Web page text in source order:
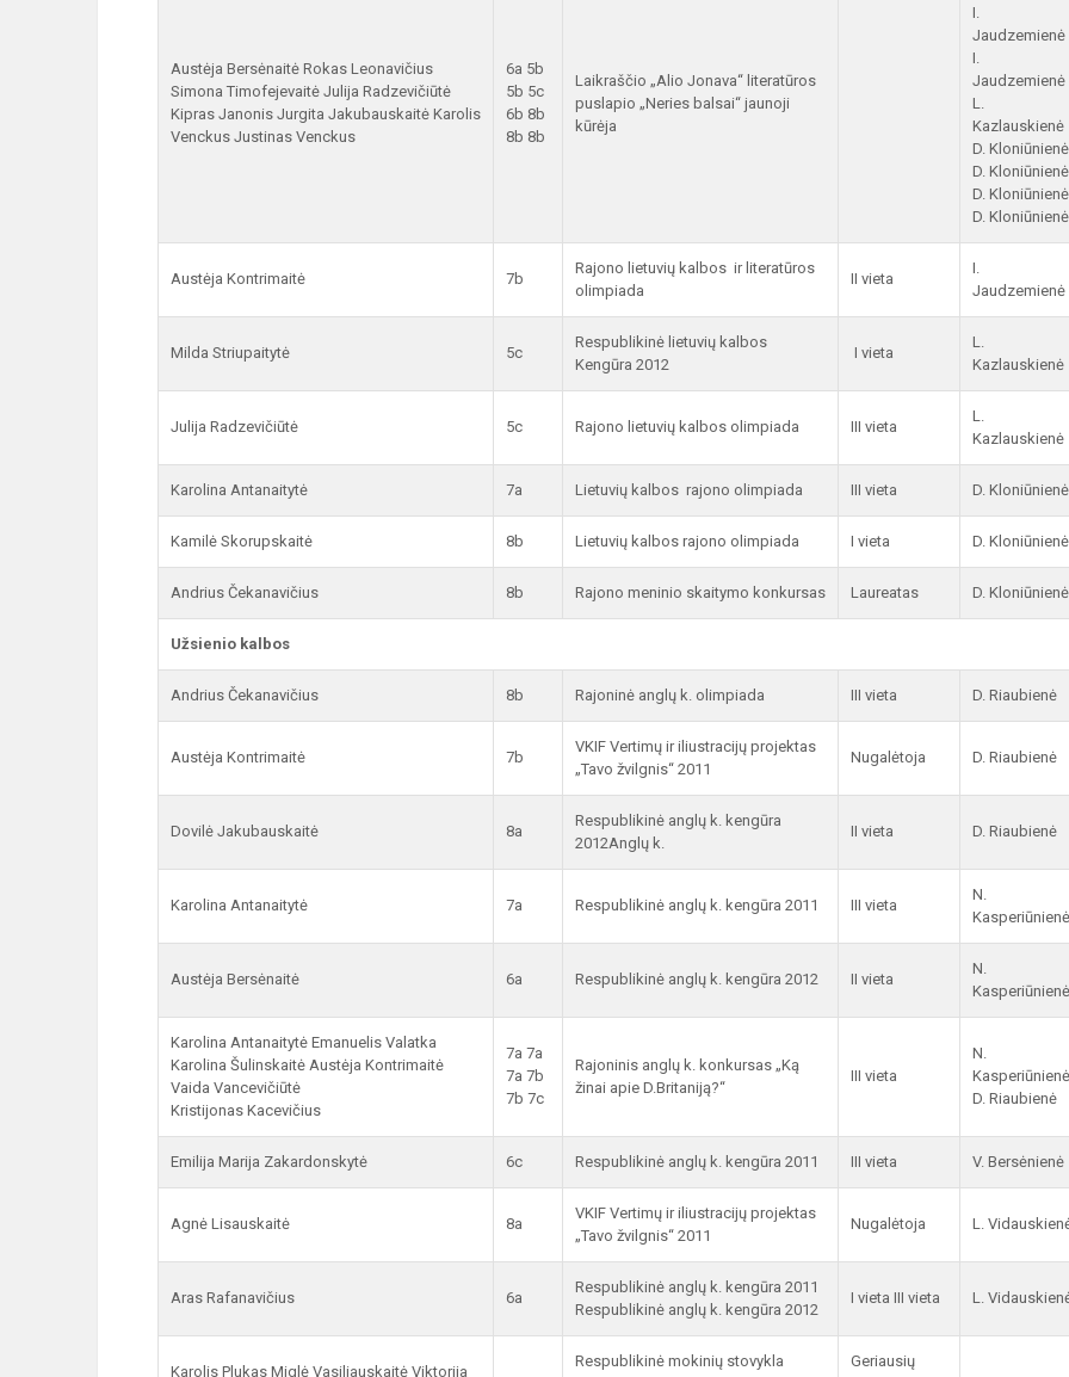
Austėja Bersėnaitė Rokas Leonavičius
Simona Timofejevaitė Julija Radzevičiūtė
Kipras Janonis Jurgita Jakubauskaitė Karolis
Venckus Justinas Venckus
6a 5b
5b 5c
6b 8b
8b 8b
Laikraščio „Alio Jonava“ literatūros
puslapio „Neries balsai“ jaunoji
kūrėja
I.
Jaudzemienė
I.
Jaudzemienė
L.
Kazlauskienė
D. Kloniūnienė
D. Kloniūnienė
D. Kloniūnienė
D.
Austėja Kontrimaitė 7b
Rajono lietuvių kalbos ir literatūros
olimpiada
II vieta
I.
Jaudzemienė
Milda Striupaitytė 5c
Respublikinė lietuvių kalbos
Kengūra 2012
I vieta
L.
Kazlauskienė
Julija Radzevičiūtė 5c Rajono lietuvių kalbos olimpiada III vieta
L.
Kazlauskienė
Karolina Antanaitytė 7a Lietuvių kalbos rajono olimpiada III vieta D. Kloniūnienė
Kamilė Skorupskaitė 8b Lietuvių kalbos rajono olimpiada I vieta D. Kloniūnienė
Andrius Čekanavičius 8b Rajono meninio skaitymo konkursas Laureatas D. Kloniūnienė
Užsienio kalbos
Andrius Čekanavičius 8b Rajoninė anglų k. olimpiada III vieta D. Riaubienė
Austėja Kontrimaitė 7b
VKIF Vertimų ir iliustracijų projektas
„Tavo žvilgnis“ 2011
Nugalėtoja D. Riaubienė
Dovilė Jakubauskaitė 8a
Respublikinė anglų k. kengūra
2012Anglų k.
II vieta D. Riaubienė
Karolina Antanaitytė 7a Respublikinė anglų k. kengūra 2011 III vieta
N.
Kasperiūnienė
Austėja Bersėnaitė 6a Respublikinė anglų k. kengūra 2012 II vieta
N.
Kasperiūnienė
Karolina Antanaitytė Emanuelis Valatka
Karolina Šulinskaitė Austėja Kontrimaitė
Vaida Vancevičiūtė
Kristijonas Kacevičius
7a 7a
7a 7b
7b 7c
Rajoninis anglų k. konkursas „Ką
žinai apie D.Britaniją?“
III vieta
N.
Kasperiūnienė
D. Riaubienė
Emilija Marija Zakardonskytė 6c Respublikinė anglų k. kengūra 2011 III vieta V. Bersėnienė
Agnė Lisauskaitė 8a
VKIF Vertimų ir iliustracijų projektas
„Tavo žvilgnis“ 2011
Nugalėtoja L.
Aras Rafanavičius 6a
Respublikinė anglų k. kengūra 2011
Respublikinė anglų k. kengūra 2012
I vieta III vieta L.
Karolis Plukas Miglė Vasiliauskaitė Viktorija
Respublikinė mokinių stovykla
Geriausių